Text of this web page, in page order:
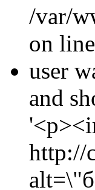
/var/
on
user
and
http://